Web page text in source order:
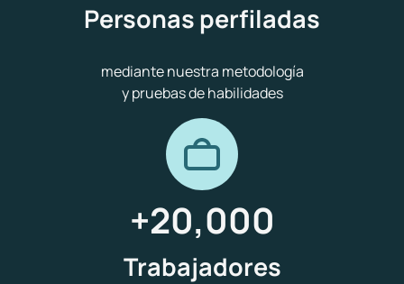
Personas perfiladas
mediante nuestra metodología
y pruebas de habilidades
+20,000
Trabajadores